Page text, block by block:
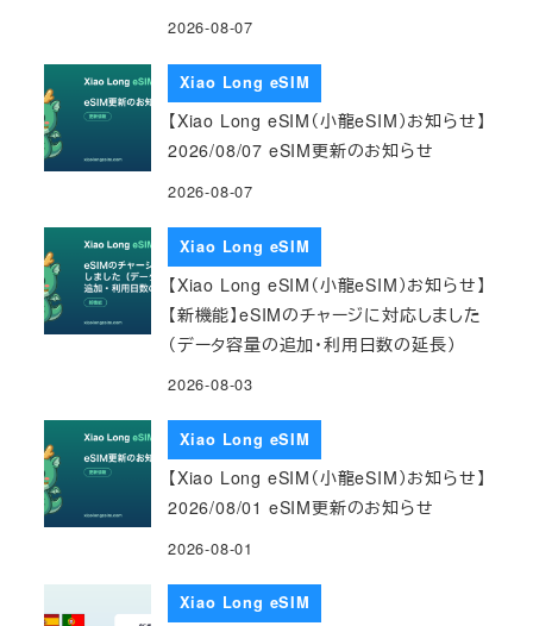
2026-08-07
Xiao Long eSIM
【Xiao Long eSIM（小龍eSIM）お知らせ】
2026/08/07 eSIM更新のお知らせ
2026-08-07
Xiao Long eSIM
【Xiao Long eSIM（小龍eSIM）お知らせ】
【新機能】eSIMのチャージに対応しました
（データ容量の追加・利用日数の延長）
2026-08-03
Xiao Long eSIM
【Xiao Long eSIM（小龍eSIM）お知らせ】
2026/08/01 eSIM更新のお知らせ
2026-08-01
Xiao Long eSIM